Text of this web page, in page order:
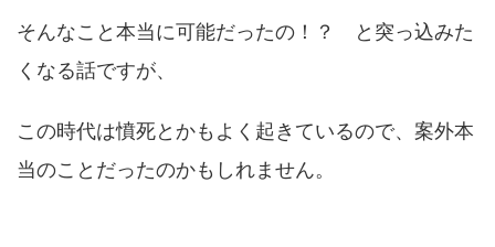
そんなこと本当に可能だったの！？ と突っ込みた
くなる話ですが、
この時代は憤死とかもよく起きているので、案外本
当のことだったのかもしれません。